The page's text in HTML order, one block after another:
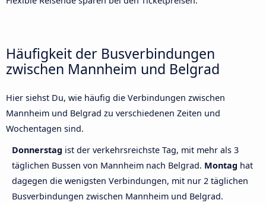
Häufigkeit der Busverbindungen
zwischen Mannheim und Belgrad
Hier siehst Du, wie häufig die Verbindungen zwischen
Mannheim und Belgrad zu verschiedenen Zeiten und
Wochentagen sind.
Donnerstag ist der verkehrsreichste Tag, mit mehr als 3
täglichen Bussen von Mannheim nach Belgrad. Montag hat
dagegen die wenigsten Verbindungen, mit nur 2 täglichen
Busverbindungen zwischen Mannheim und Belgrad.